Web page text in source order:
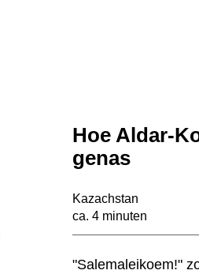
Hoe Aldar-
genas
Kazachstan
ca. 4 minuten
"Salemaleikoem!"